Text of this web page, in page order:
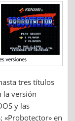
tres títulos
la versión
y las
«Probotector» en